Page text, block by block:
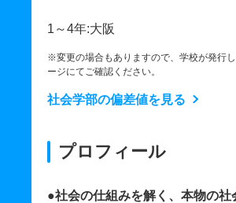
1～4年:大阪
※変更の場合もありますので、学校が発行
ージにてご確認ください。
社会学部の偏差値を見る
プロフィール
●社会の仕組みを解く、本物の社